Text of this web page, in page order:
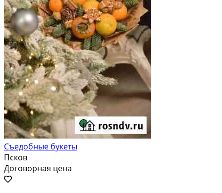
Съедобные букеты
Псков
Договорная цена